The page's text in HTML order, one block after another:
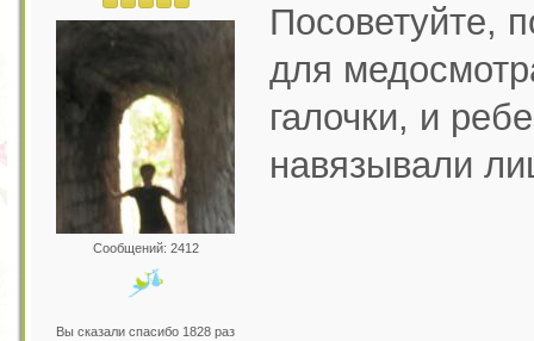
Сообщений: 2412
Вы сказали спасибо 1828 раз
Посоветуйте,
для
галочки, и
навязывали